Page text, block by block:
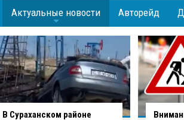
Актуальные новости Авторейд
Вниманию водителей: на
В Баку